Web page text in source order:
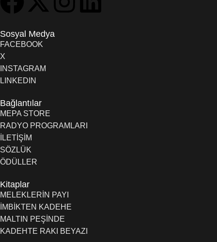
Sosyal Medya
FACEBOOK
X
INSTAGRAM
LINKEDIN
Bağlantılar
MEPA STORE
RADYO PROGRAMLARI
İLETİŞİM
SÖZLÜK
ÖDÜLLER
Kitaplar
MELEKLERİN PAYI
İMBİKTEN KADEHE
MALTIN PEŞİNDE
KADEHTE RAKI BEYAZI